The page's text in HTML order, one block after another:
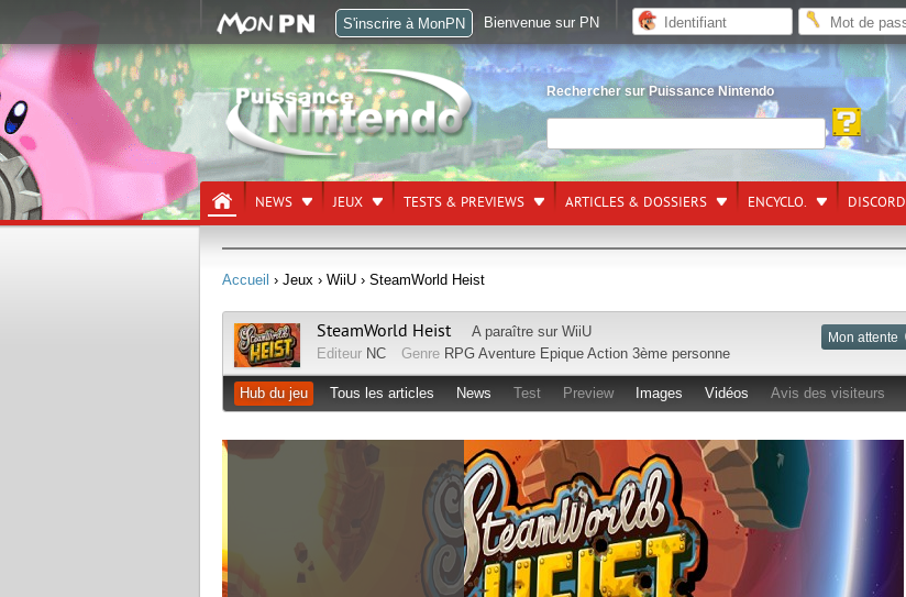
Rechercher sur Puissance Nintendo
NEWS JEUX TESTS & PREVIEWS ARTICLES & DOSSIERS ENCYCLO. DISCORD
Accueil › Jeux › WiiU › SteamWorld Heist
Mon attente
SteamWorld Heist A paraître sur WiiU
Editeur NC Genre RPG Aventure Epique Action 3ème personne
Hub du jeu Tous les articles News Test Preview Images Vidéos Avis des visiteurs
S'inscrire à MonPN Bienvenue sur PN